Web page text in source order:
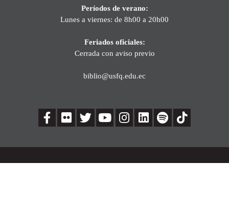
Períodos de verano:
Lunes a viernes: de 8h00 a 20h00
Feriados oficiales:
Cerrada con aviso previo
biblio@usfq.edu.ec